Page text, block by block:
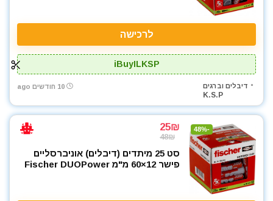
לרכישה
iBuyILKSP
דיבלים וברגים
K.S.P
10 חודשים ago
-48%
25₪
48₪
סט 25 מיתדים (דיבלים) אוניברסליים
פישר 12×60 מ"מ Fischer DUOPower